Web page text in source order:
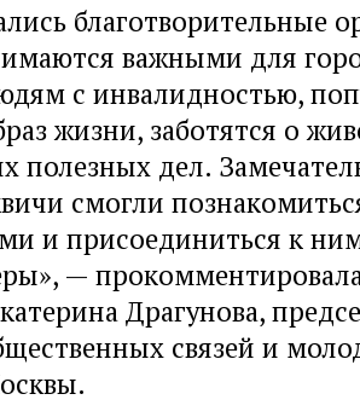
благотворительные
важными для
с инвалидностью,
жизни, заботятся о
полезных дел.
смогли
и присоединиться к
—
Драгунова,
связей и